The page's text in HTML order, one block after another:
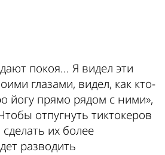
покоя... Я видел эти
глазами, видел, как кто-
йогу прямо рядом с ними»,
отпугнуть тиктокеров
их более
разводить